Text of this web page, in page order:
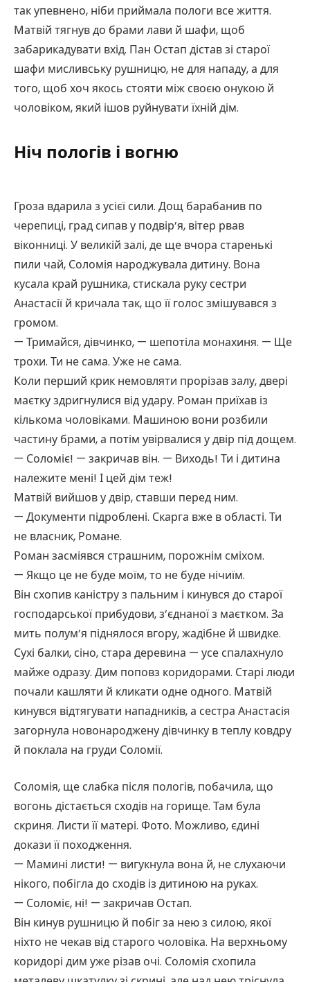
так упевнено, ніби приймала пологи все життя.
Матвій тягнув до брами лави й шафи, щоб
забарикадувати вхід. Пан Остап дістав зі старої
шафи мисливську рушницю, не для нападу, а для
того, щоб хоч якось стояти між своєю онукою й
чоловіком, який ішов руйнувати їхній дім.
Ніч пологів і вогню
Гроза вдарила з усієї сили. Дощ барабанив по
черепиці, град сипав у подвір’я, вітер рвав
віконниці. У великій залі, де ще вчора старенькі
пили чай, Соломія народжувала дитину. Вона
кусала край рушника, стискала руку сестри
Анастасії й кричала так, що її голос змішувався з
громом.
— Тримайся, дівчинко, — шепотіла монахиня. — Ще
трохи. Ти не сама. Уже не сама.
Коли перший крик немовляти прорізав залу, двері
маєтку здригнулися від удару. Роман приїхав із
кількома чоловіками. Машиною вони розбили
частину брами, а потім увірвалися у двір під дощем.
— Соломіє! — закричав він. — Виходь! Ти і дитина
належите мені! І цей дім теж!
Матвій вийшов у двір, ставши перед ним.
— Документи підроблені. Скарга вже в області. Ти
не власник, Романе.
Роман засміявся страшним, порожнім сміхом.
— Якщо це не буде моїм, то не буде нічиїм.
Він схопив каністру з пальним і кинувся до старої
господарської прибудови, з’єднаної з маєтком. За
мить полум’я піднялося вгору, жадібне й швидке.
Сухі балки, сіно, стара деревина — усе спалахнуло
майже одразу. Дим поповз коридорами. Старі люди
почали кашляти й кликати одне одного. Матвій
кинувся відтягувати нападників, а сестра Анастасія
загорнула новонароджену дівчинку в теплу ковдру
й поклала на груди Соломії.
Соломія, ще слабка після пологів, побачила, що
вогонь дістається сходів на горище. Там була
скриня. Листи її матері. Фото. Можливо, єдині
докази її походження.
— Мамині листи! — вигукнула вона й, не слухаючи
нікого, побігла до сходів із дитиною на руках.
— Соломіє, ні! — закричав Остап.
Він кинув рушницю й побіг за нею з силою, якої
ніхто не чекав від старого чоловіка. На верхньому
коридорі дим уже різав очі. Соломія схопила